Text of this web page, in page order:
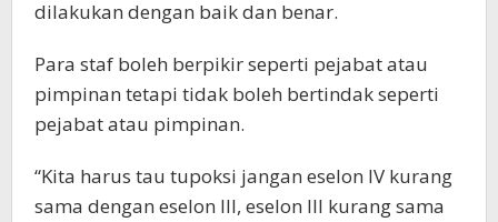
dilakukan dengan baik dan benar.
Para staf boleh berpikir seperti pejabat atau
pimpinan tetapi tidak boleh bertindak seperti
pejabat atau pimpinan.
“Kita harus tau tupoksi jangan eselon IV kurang
sama dengan eselon III, eselon III kurang sama